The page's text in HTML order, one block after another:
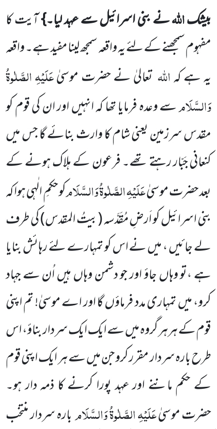
بیشکاللہنے بنی اسرائیل سے عہد لیا۔}آیت کا
مفہوم سمجھنے کے لئے یہواقعہ سمجھ لینا مفید ہے۔ واقعہ
یہ ہے کہاللہ تعالیٰ نے حضرت موسیٰعَلَیْہِ الصَّلٰوۃُ
وَالسَّلَامسے وعدہ فرمایا تھا کہ انہیں اور انکیقوم کو
مقدس سرزمین یعنی شام کا وارث بنائے گا جس میں
کنعانی جَبّار رہتے تھے۔ فرعون کے ہلاک ہونے کے
بعد حضرت موسیٰعَلَیْہِ الصَّلٰوۃُ وَالسَّلَامکو حکمِ الٰہی ہوا کہ
بنی اسرائیل کو اَرضِ مُقَدَّسہ(بیتُ المقدس)کی طرف
لے جائیں ، میں نے اس کو تمہارے لئے رہائش بنایا
ہے ،تو وہاں جاؤ اور جو دشمن وہاں ہیں اُن سے جہاد
کرو، میں تمہاری مدد فرماؤں گا اور اے موسیٰ! تم اپنی
قوم کے ہرہر گروہ میں سے ایک ایک سردار بناؤ، اس
طرح بارہ سردار مقرر کرو جن میں سے ہر ایک اپنی قوم
کے حکم ماننے اور عہد پورا کرنے کا ذمہ دار ہو۔
حضرت موسیٰعَلَیْہِ الصَّلٰوۃُ وَالسَّلَامبارہ سردار منتخب